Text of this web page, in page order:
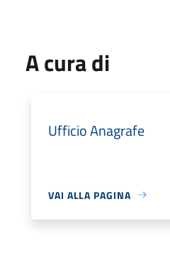
A cura di
Ufficio Anagrafe
VAI ALLA PAGINA